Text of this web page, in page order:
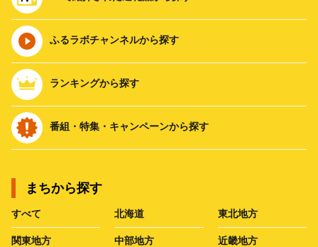
ふるラボチャンネルから探す
ランキングから探す
番組・特集・キャンペーンから探す
まちから探す
すべて 北海道 東北地方
関東地方 中部地方 近畿地方